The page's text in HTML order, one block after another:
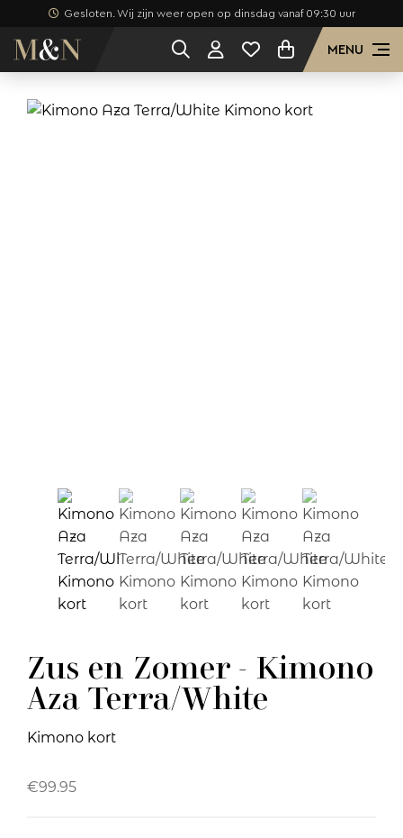
Gesloten. Wij zijn weer open op dinsdag vanaf 09:30 uur
MENU
Zus en Zomer - Kimono
Aza Terra/White
Kimono kort
€99.95